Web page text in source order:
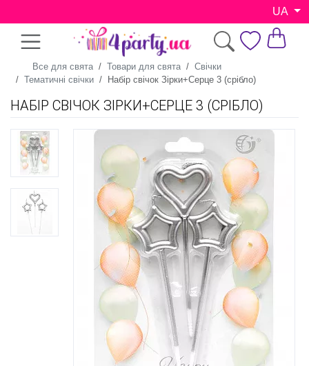
UA
Все для свята Товари для свята
Свічки
Тематичні свічки
Набір свічок Зірки+Серце 3 (срібло)
НАБІР СВІЧОК ЗІРКИ+СЕРЦЕ 3 (СРІБЛО)